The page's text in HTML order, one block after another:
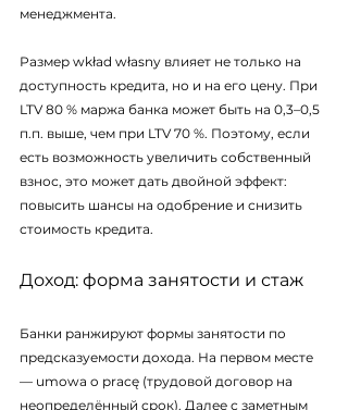
менеджмента.
Размер wkład własny влияет не только на
доступность кредита, но и на его цену. При
LTV 80 % маржа банка может быть на 0,3–0,5
п.п. выше, чем при LTV 70 %. Поэтому, если
есть возможность увеличить собственный
взнос, это может дать двойной эффект:
повысить шансы на одобрение и снизить
стоимость кредита.
Доход: форма занятости и стаж
Банки ранжируют формы занятости по
предсказуемости дохода. На первом месте
— umowa o pracę (трудовой договор на
неопределённый срок). Далее с заметным